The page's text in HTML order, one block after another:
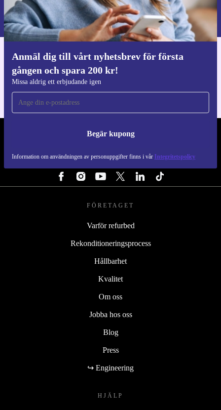
Anmäl dig till vårt nyhetsbrev för första
gången och spara 200 kr!
Missa aldrig ett erbjudande igen
Begär kupong
Information om användningen av personuppgifter finns i vår Integritetspolicy
Information om användningen av personuppgifter finns i vår
Integritetspolicy
Ladda ner refurbed appen
För iOS och Android
REFURBED SVERIGE - RETHINK NEW.
FÖLJ OSS
FÖRETAGET
Varför refurbed
Rekonditioneringsprocess
Hållbarhet
Kvalitet
Om oss
Jobba hos oss
Blog
Press
↪ Engineering
HJÄLP